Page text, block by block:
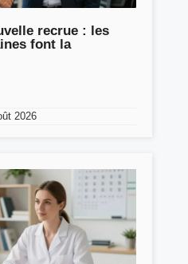
recrue : les
font la
2026